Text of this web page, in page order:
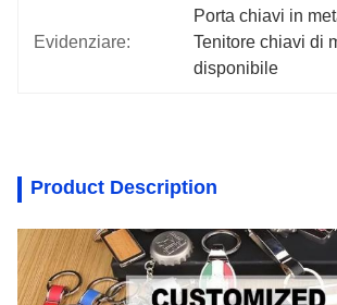
Evidenziare:
Porta chiavi in
Tenitore chiavi di
disponibile
Product Description